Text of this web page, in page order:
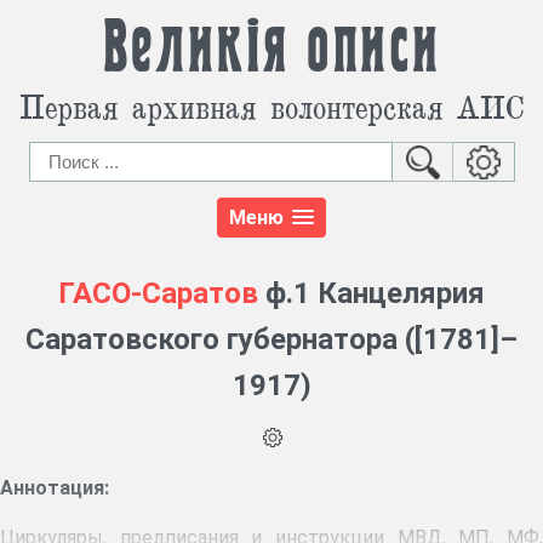
Великія описи
Первая архивная волонтерская АИС
Меню
ГАСО-Саратов ф.1 Канцелярия
Саратовского губернатора ([1781]–
1917)
Аннотация:
Циркуляры, предписания и инструкции МВД, МП, МФ,